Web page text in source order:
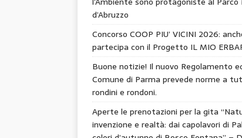
d’Abruzzo
Concorso COOP PIU’ VICINI 2026:
partecipa con il Progetto IL MIO
Buone notizie! Il nuovo Regolamento
Comune di Parma prevede norme a
rondini e rondoni.
Aperte le prenotazioni per la gita
invenzione e realtà: dai capolavori di